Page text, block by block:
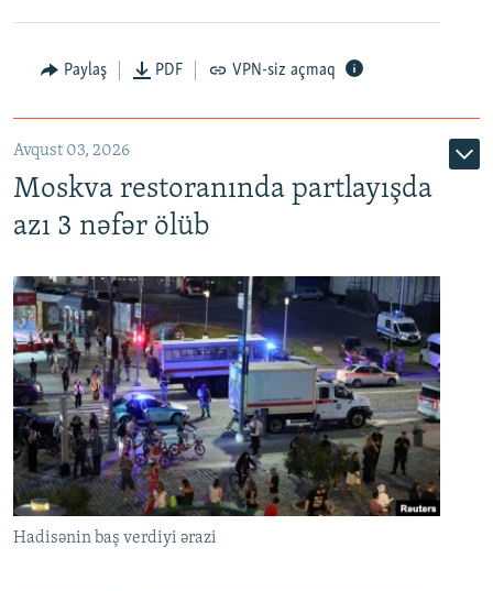
Paylaş PDF VPN-siz açmaq
Avqust 03, 2026
Moskva restoranında partlayışda
azı 3 nəfər ölüb
Hadisənin baş verdiyi ərazi